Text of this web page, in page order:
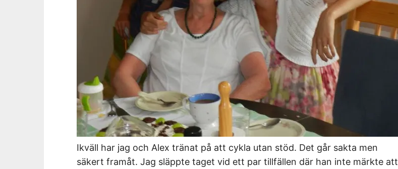
Ikväll har jag och Alex tränat på att cykla utan stöd. Det går sakta men
säkert framåt. Jag släppte taget vid ett par tillfällen där han inte märkte att